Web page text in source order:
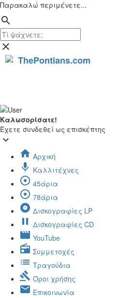
Παρακαλώ περιμένετε...
search
close
ThePontians.com
Καλωσορίσατε!
Έχετε συνδεθεί ως επισκέπτης
keyboard_arrow_down
home Αρχική
mic Καλλιτέχνες
adjust 45άρια
adjust 78άρια
album Δισκογραφίες LP
pause Δισκογραφίες CD
movie YouTube
radio Συμμετοχές
list Τραγούδια
gavel Όροι χρήσης
mail Επικοινωνία